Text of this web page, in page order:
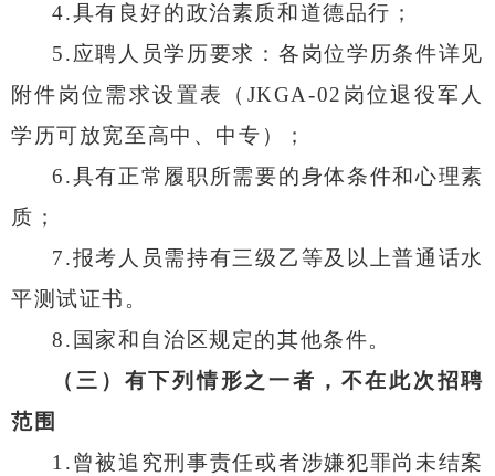
4.具有良好的政治素质和道德品行；
5.应聘人员学历要求：各岗位学历条件详见
附件岗位需求设置表
（ JKGA-02 岗位退役军人
学历可放宽至高中、中专）
；
6.具有正常履职所需要的身体条件和心理素
质；
7.报考人员需持有三级乙等及以上普通话水
平测试证书。
8. 国家和自治区规定的其他条件。
（ 三 ）有下列情形之一者，不在此次招聘
范围
1.曾被追究刑事责任或者涉嫌犯罪尚未结案